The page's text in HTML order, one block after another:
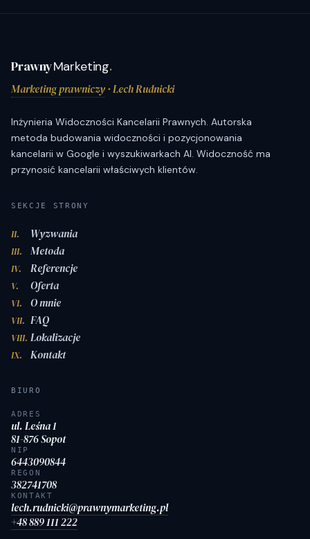
PrawnyMarketing.
Marketing prawniczy· Lech Rudnicki
Inżynieria Widoczności Kancelarii Prawnych. Autorska
metoda budowania widoczności i pozycjonowania
kancelarii w Google i wyszukiwarkach AI. Widoczność ma
przynosić kancelarii właściwych klientów.
SEKCJE STRONY
II. Wyzwania
III. Metoda
IV. Referencje
V. Oferta
VI. O mnie
VII. FAQ
VIII. Lokalizacje
IX. Kontakt
BIURO
ADRES
ul. Leśna 1
81-876 Sopot
NIP
6443090844
REGON
382741708
KONTAKT
lech.rudnicki@prawnymarketing.pl
+48 889 111 222